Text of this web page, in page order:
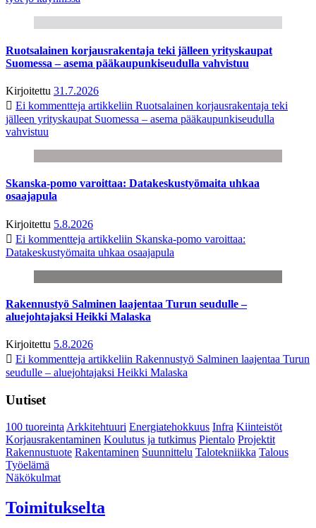
Ruotsalainen korjausrakentaja teki jälleen yrityskaupat
Suomessa – asema pääkaupunkiseudulla vahvistuu
Kirjoitettu 31.7.2026
Ei kommentteja artikkeliin Ruotsalainen korjausrakentaja teki
jälleen yrityskaupat Suomessa – asema pääkaupunkiseudulla
vahvistuu
Skanska-pomo varoittaa: Datakeskustyömaita uhkaa
osaajapula
Kirjoitettu 5.8.2026
Ei kommentteja artikkeliin Skanska-pomo varoittaa:
Datakeskustyömaita uhkaa osaajapula
Rakennustyö Salminen laajentaa Turun seudulle –
aluejohtajaksi Heikki Malaska
Kirjoitettu 5.8.2026
Ei kommentteja artikkeliin Rakennustyö Salminen laajentaa Turun
seudulle – aluejohtajaksi Heikki Malaska
Uutiset
100 tuoreintaArkkitehtuuri Energiatehokkuus Infra Kiinteistöt
Korjausrakentaminen Koulutus ja tutkimus Pientalo Projektit
Rakennustuote Rakentaminen Suunnittelu Talotekniikka Talous
Työelämä
Näkökulmat
Toimitukselta